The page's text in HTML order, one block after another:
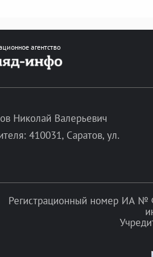
агентство
Николай Валерьевич
410031, Саратов, ул.
Регистрационный номер ИА №